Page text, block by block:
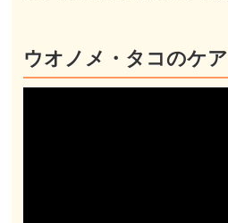
ウオノメ・タコのケア